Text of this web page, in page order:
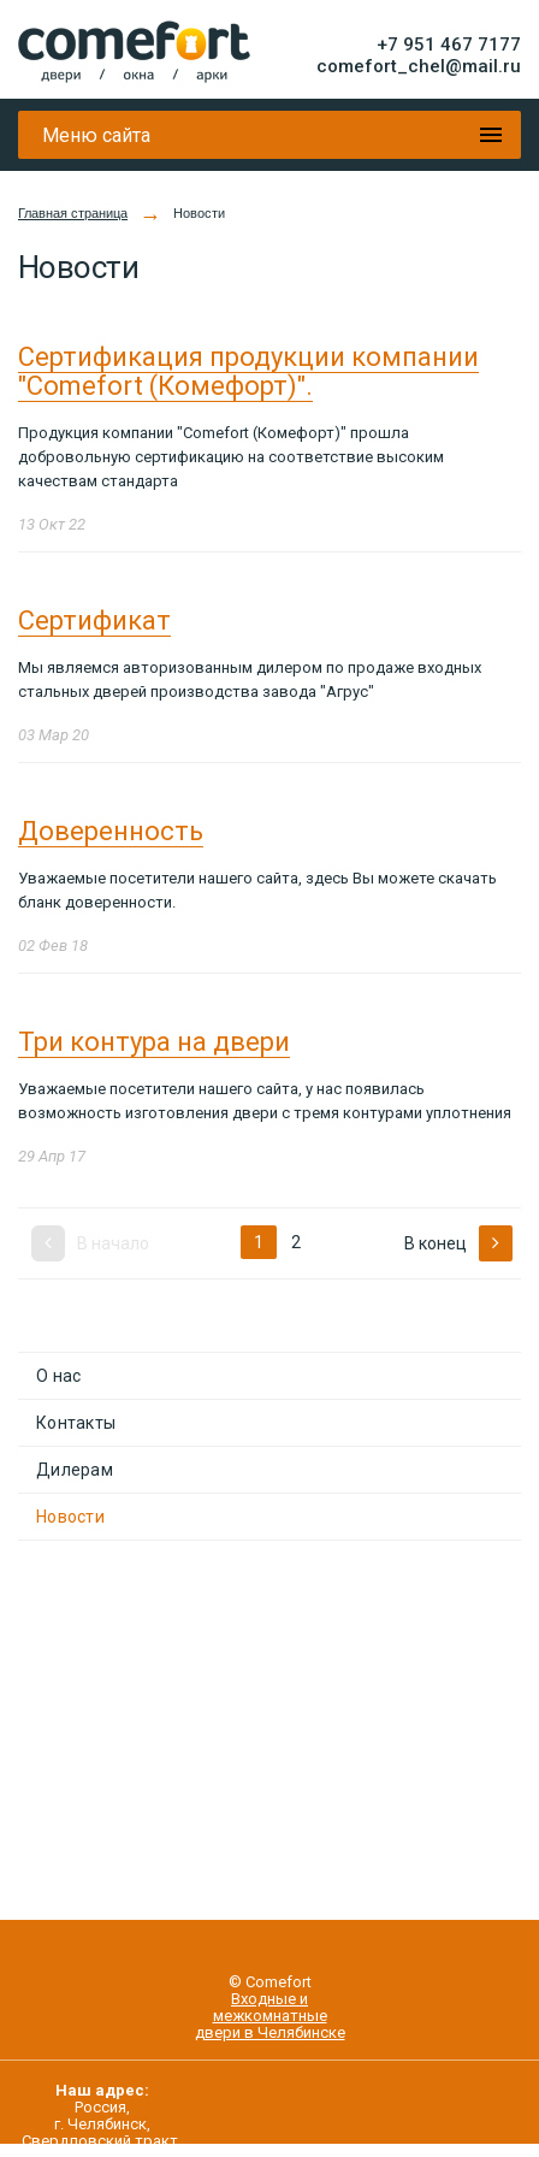
+7 951 467 7177
comefort_chel@mail.ru
Меню сайта
Главная страница → Новости
Новости
Сертификация продукции компании
"Comefort (Комефорт)".
Продукция компании "Comefort (Комефорт)" прошла
добровольную сертификацию на соответствие высоким
качествам стандарта
13 Окт 22
Сертификат
Мы являемся авторизованным дилером по продаже входных
стальных дверей производства завода "Агрус"
03 Мар 20
Доверенность
Уважаемые посетители нашего сайта, здесь Вы можете скачать
бланк доверенности.
02 Фев 18
Три контура на двери
Уважаемые посетители нашего сайта, у нас появилась
возможность изготовления двери с тремя контурами уплотнения
29 Апр 17
В начало 1 2 В конец
О нас
Контакты
Дилерам
Новости
© Comefort
Входные и
межкомнатные
двери в Челябинске
Наш адрес:
Россия,
г. Челябинск,
Свердловский тракт,